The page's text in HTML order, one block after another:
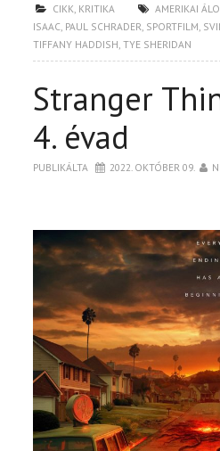
CIKK KRITIKA AMERIKAI
ISAAC PAUL SCHRADER SPORTFILM
TIFFANY HADDISH ,TYE SHERIDAN
Stranger
4. évad
PUBLIKÁLTA 2022. OKTÓBER 09.